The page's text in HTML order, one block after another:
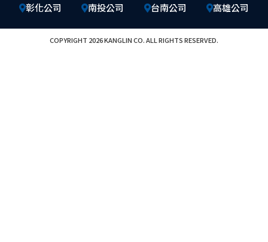
彰化公司
南投公司 台南公司 高雄公司
COPYRIGHT 2026 KANGLIN CO. ALL RIGHTS RESERVED.